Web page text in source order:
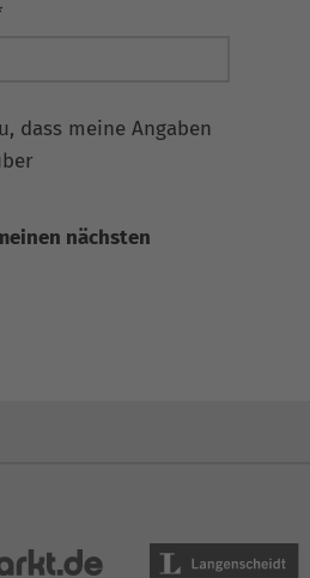
dass meine Angaben
nächsten